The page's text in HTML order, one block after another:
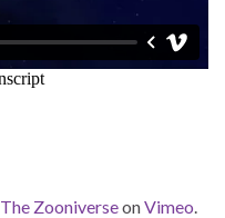
The ZooniverseonVimeo.